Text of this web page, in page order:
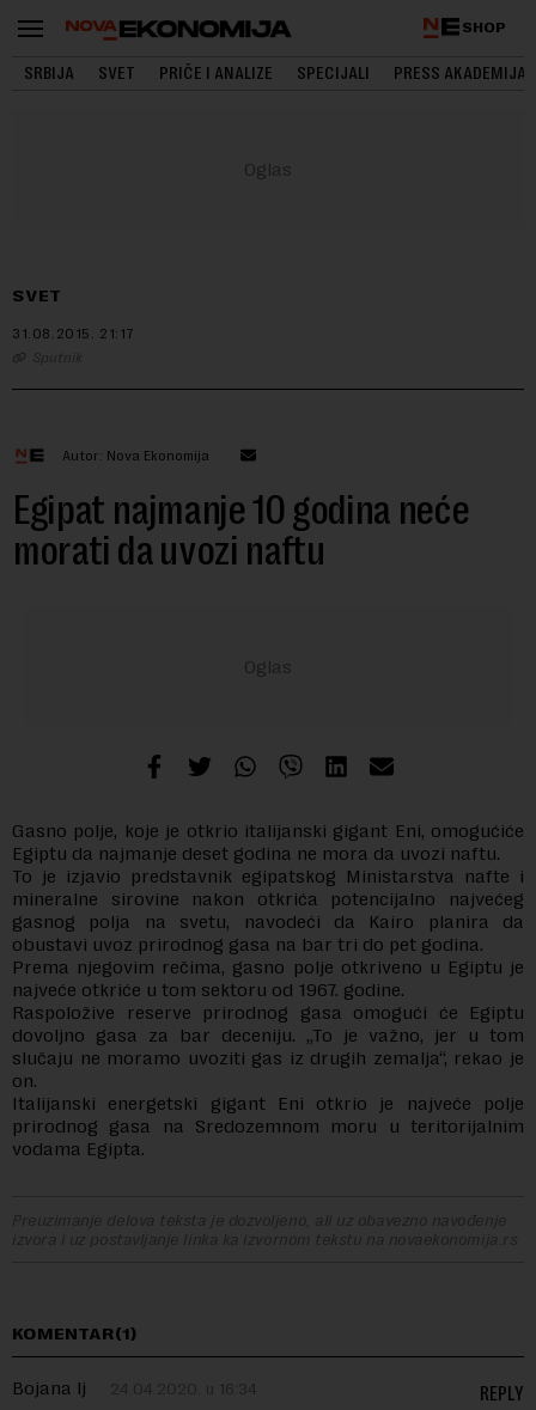
SHOP
SRBIJA SVET PRIČE I ANALIZE SPECIJALI PRESS AKADEMIJA
SVET
31.08.2015. 21:17
Sputnik
Autor: Nova Ekonomija
Egipat najmanje 10 godina neće
morati da uvozi naftu
Gasno polje, koje je otkrio italijanski gigant Eni, omogućiće
Egiptu da najmanje deset godina ne mora da uvozi naftu.
To je izjavio predstavnik egipatskog Ministarstva nafte i
mineralne sirovine nakon otkrića potencijalno najvećeg
gasnog polja na svetu, navodeći da Kairo planira da
obustavi uvoz prirodnog gasa na bar tri do pet godina.
Prema njegovim rečima, gasno polje otkriveno u Egiptu je
najveće otkriće u tom sektoru od 1967. godine.
Raspoložive reserve prirodnog gasa omogući će Egiptu
dovoljno gasa za bar deceniju. „To je važno, jer u tom
slučaju ne moramo uvoziti gas iz drugih zemalja“, rekao je
on.
Italijanski energetski gigant Eni otkrio je najveće polje
prirodnog gasa na Sredozemnom moru u teritorijalnim
vodama Egipta.
Preuzimanje delova teksta je dozvoljeno, ali uz obavezno navođenje
izvora i uz postavljanje linka ka izvornom tekstu na novaekonomija.rs
KOMENTAR(1)
Bojana lj 24.04.2020. u 16:34 REPLY